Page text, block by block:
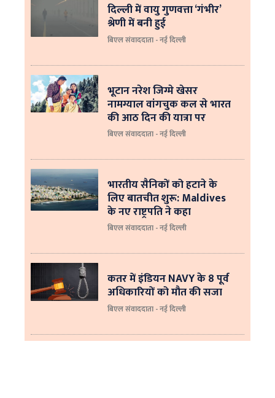
दिल्ली में वायु गुणवत्ता ‘गंभीर’
श्रेणी में बनी हुई
बिएल संवाददाता - नई दिल्ली
भूटान नरेश जिग्मे खेसर
नामग्याल वांगचुक कल से भारत
की आठ दिन की यात्रा पर
बिएल संवाददाता - नई दिल्ली
भारतीय सैनिकों को हटाने के
लिए बातचीत शुरू: Maldives
के नए राष्ट्रपति ने कहा
बिएल संवाददाता - नई दिल्‍ली
कतर में इंडियन NAVY के 8 पूर्व
अधिकारियों को मौत की सजा
बिएल संवाददाता - नई दिल्ली